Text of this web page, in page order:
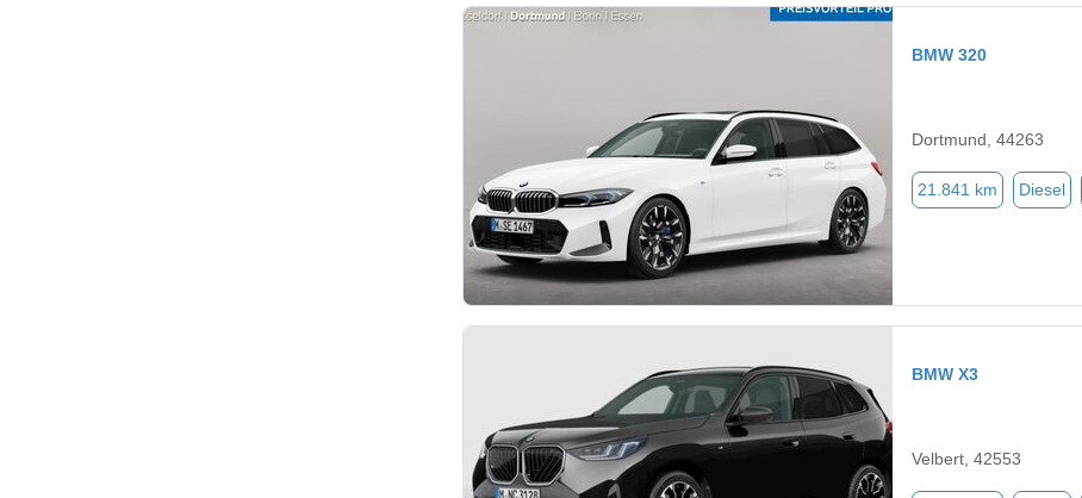
BMW 320
Dortmund, 44263
21.841 km Diesel
BMW X3
Velbert, 42553